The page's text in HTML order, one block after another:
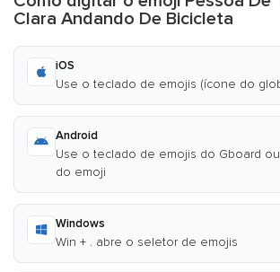
Clara Andando De Bicicleta
iOS
Use o teclado de emojis (ícone do
Android
Use o teclado de emojis do Gboard
do emoji
Windows
Win + . abre o seletor de emojis